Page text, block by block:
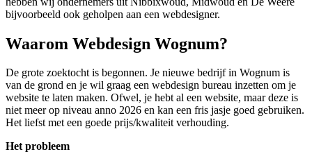
bijvoorbeeld ook geholpen aan een webdesigner.
Waarom Webdesign Wognum?
De grote zoektocht is begonnen. Je nieuwe bedrijf in Wognum is
van de grond en je wil graag een webdesign bureau inzetten om je
website te laten maken. Ofwel, je hebt al een website, maar deze is
niet meer op niveau anno 2026 en kan een fris jasje goed gebruiken.
Het liefst met een goede prijs/kwaliteit verhouding.
Het probleem